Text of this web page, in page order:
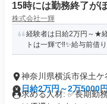
15時には勤務終了が
株式会社一輝
経験者は日給2万円～★
トは一輝で‼✨給与前借
神奈川県横浜市保土ケ
日給2万円～2万5000円
求める人材: ✅長期勤